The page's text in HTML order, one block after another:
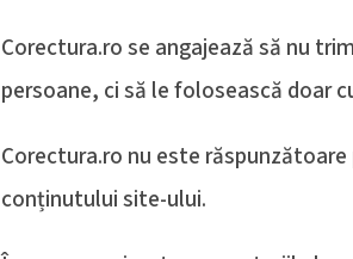
Corectura.ro se angajează să nu
persoane, ci să le folosească doar
Corectura.ro nu este
conținutului site-ului.